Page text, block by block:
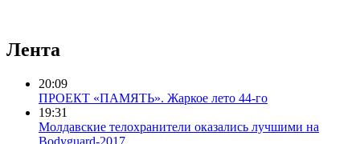
Лента
20:09
ПРОЕКТ «ПАМЯТЬ». Жаркое лето 44-го
19:31
Молдавские телохранители оказались лучшими на
Bodyguard-2017